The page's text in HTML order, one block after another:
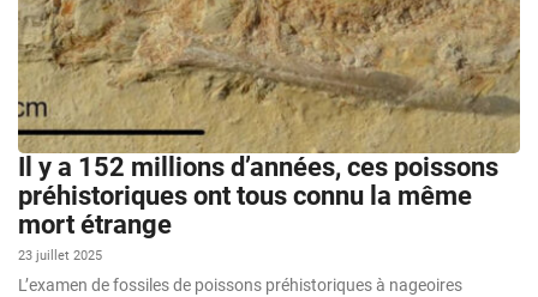
Il y a 152 millions d’années, ces poissons
préhistoriques ont tous connu la même
mort étrange
23 juillet 2025
L’examen de fossiles de poissons préhistoriques à nageoires